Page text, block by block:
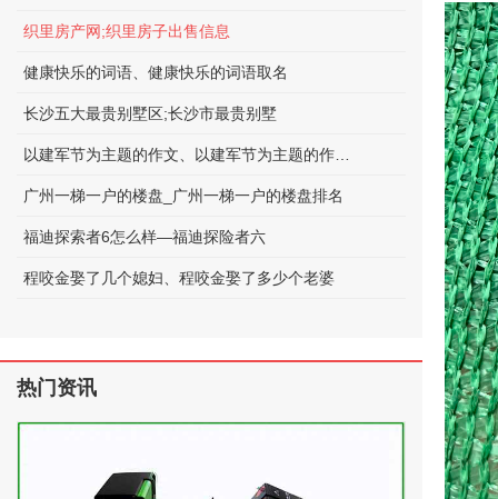
织里房产网;织里房子出售信息
健康快乐的词语、健康快乐的词语取名
长沙五大最贵别墅区;长沙市最贵别墅
广州一梯一户的楼盘_广州一梯一户的楼盘排名
福迪探索者6怎么样—福迪探险者六
程咬金娶了几个媳妇、程咬金娶了多少个老婆
热门资讯